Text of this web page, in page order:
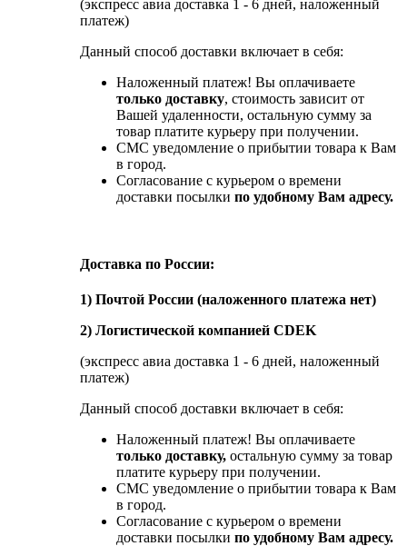
(экспресс авиа доставка 1 - 6 дней, наложенный
платеж)
Данный способ доставки включает в себя:
Наложенный платеж! Вы оплачиваете
только доставку, стоимость зависит от
Вашей удаленности, остальную сумму за
товар платите курьеру при получении.
СМС уведомление о прибытии товара к Вам
в город.
Согласование с курьером о времени
доставки посылки по удобному Вам адресу.
Доставка по России:
1) Почтой России (наложенного платежа нет)
2) Логистической компанией CDEK
(экспресс авиа доставка 1 - 6 дней, наложенный
платеж)
Данный способ доставки включает в себя:
Наложенный платеж! Вы оплачиваете
только доставку, остальную сумму за товар
платите курьеру при получении.
СМС уведомление о прибытии товара к Вам
в город.
Согласование с курьером о времени
доставки посылки по удобному Вам адресу.